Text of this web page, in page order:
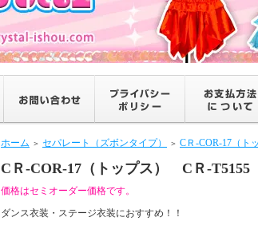
ホーム ＞ セパレート（ズボンタイプ） ＞ CＲ-COR-17（ト
CＲ-COR-17（トップス） CＲ-T5155
価格はセミオーダー価格です。
ダンス衣装・ステージ衣装におすすめ！！